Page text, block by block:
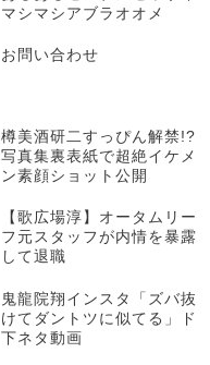
マシマシアブラオオメ
お問い合わせ
樽美酒研二すっぴん解禁!?
写真集裏表紙で超絶イケメ
ン素顔ショット公開
【歌広場淳】オータムリー
フ元スタッフが内情を暴露
して退職
鬼龍院翔インスタ「ズバ抜
けてダントツに似てる」ド
下ネタ動画